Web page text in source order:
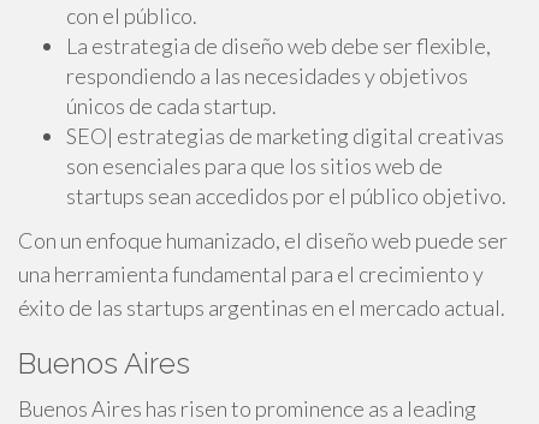
con el público.
La estrategia de diseño web debe ser flexible,
respondiendo a las necesidades y objetivos
únicos de cada startup.
SEO| estrategias de marketing digital creativas
son esenciales para que los sitios web de
startups sean accedidos por el público objetivo.
Con un enfoque humanizado, el diseño web puede ser
una herramienta fundamental para el crecimiento y
éxito de las startups argentinas en el mercado actual.
Buenos Aires
Buenos Aires has risen to prominence as a leading